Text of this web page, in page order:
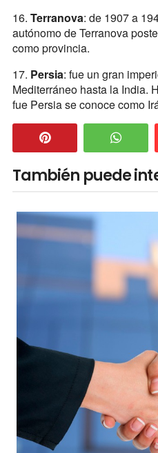
16. Terranova: de 1907 a
autónomo de Terranova
como provincia.
17. Persia: fue un gran
Mediterráneo hasta la India.
fue Persia se conoce como
También puede